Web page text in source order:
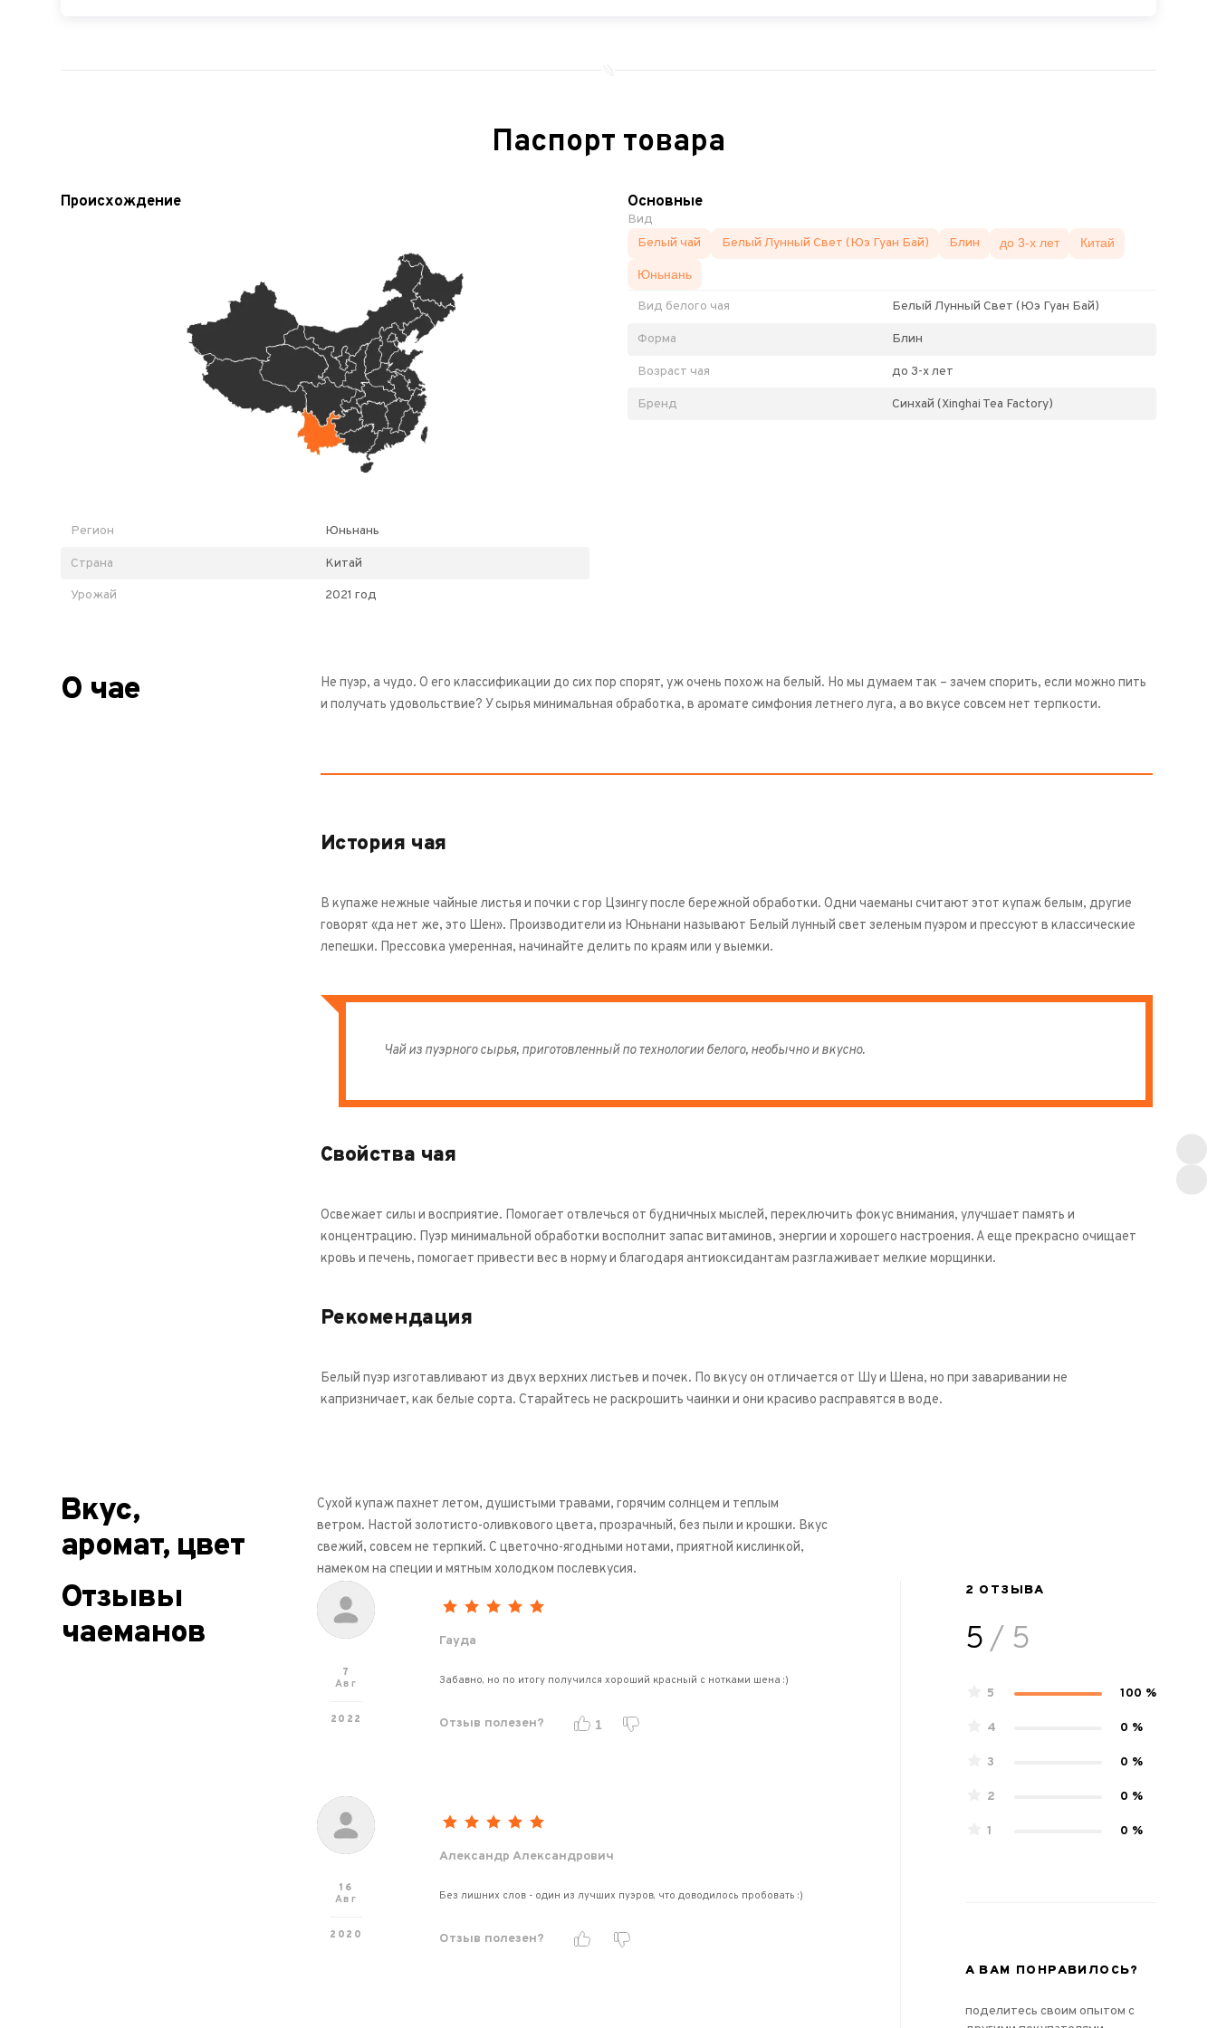
Паспорт товара
Происхождение
Регион Юньнань
Страна Китай
Урожай 2021 год
Основные
Вид
Белый чай
Белый Лунный Свет (Юэ Гуан Бай) Блин до 3-х лет Китай
Юньнань
Вид белого чая Белый Лунный Свет (Юэ Гуан Бай)
Форма Блин
Возраст чая до 3-х лет
Бренд Синхай (Xinghai Tea Factory)
О чае
Не пуэр, а чудо. О его классификации до сих пор спорят, уж очень похож на белый. Но мы думаем так – зачем спорить, если можно пить
и получать удовольствие? У сырья минимальная обработка, в аромате симфония летнего луга, а во вкусе совсем нет терпкости.
История чая
В купаже нежные чайные листья и почки с гор Цзингу после бережной обработки. Одни чаеманы считают этот купаж белым, другие
говорят «да нет же, это Шен». Производители из Юньнани называют Белый лунный свет зеленым пуэром и прессуют в классические
лепешки. Прессовка умеренная, начинайте делить по краям или у выемки.
Чай из пуэрного сырья, приготовленный по технологии белого, необычно и вкусно.
Свойства чая
Освежает силы и восприятие. Помогает отвлечься от будничных мыслей, переключить фокус внимания, улучшает память и
концентрацию. Пуэр минимальной обработки восполнит запас витаминов, энергии и хорошего настроения. А еще прекрасно очищает
кровь и печень, помогает привести вес в норму и благодаря антиоксидантам разглаживает мелкие морщинки.
Рекомендация
Белый пуэр изготавливают из двух верхних листьев и почек. По вкусу он отличается от Шу и Шена, но при заваривании не
капризничает, как белые сорта. Старайтесь не раскрошить чаинки и они красиво расправятся в воде.
Вкус,
аромат, цвет
Сухой купаж пахнет летом, душистыми травами, горячим солнцем и теплым
ветром. Настой золотисто-оливкового цвета, прозрачный, без пыли и крошки. Вкус
свежий, совсем не терпкий. С цветочно-ягодными нотами, приятной кислинкой,
намеком на специи и мятным холодком послевкусия.
Отзывы
чаеманов
7
Авг
2022
Гауда
Забавно, но по итогу получился хороший красный с нотками шена :)
Отзыв полезен? 1
16
Авг
2020
Александр Александрович
Без лишних слов - один из лучших пуэров, что доводилось пробовать :)
Отзыв полезен?
2 ОТЗЫВА
5/ 5
5 100 %
4 0 %
3 0 %
2 0 %
1 0 %
А ВАМ ПОНРАВИЛОСЬ?
поделитесь своим опытом с